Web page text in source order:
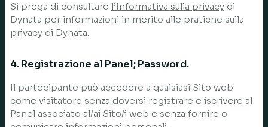
Si prega di consultare l’Informativa sulla privacy di
Dynata per informazioni in merito alle pratiche sulla
privacy di Dynata.
4. Registrazione al Panel; Password.
Il partecipante può accedere a qualsiasi Sito web
come visitatore senza doversi registrare e iscrivere al
Panel associato al/ai Sito/i web e senza fornire o